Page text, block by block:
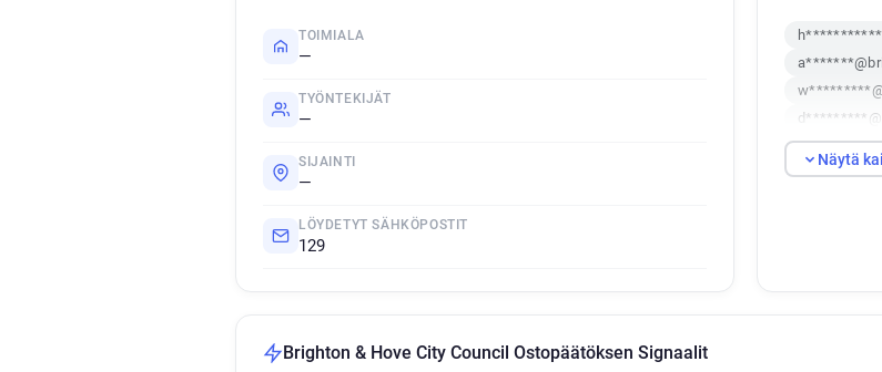
TOIMIALA
—
TYÖNTEKIJÄT
—
SIJAINTI
—
LÖYDETYT SÄHKÖPOSTIT
129
Näytä
Brighton & Hove City Council Ostopäätöksen Signaalit